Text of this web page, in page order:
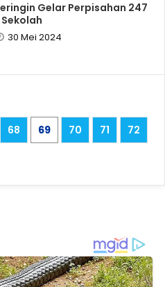
Gelar Perpisahan 247
30 Mei 2024
68 69 70 71
72